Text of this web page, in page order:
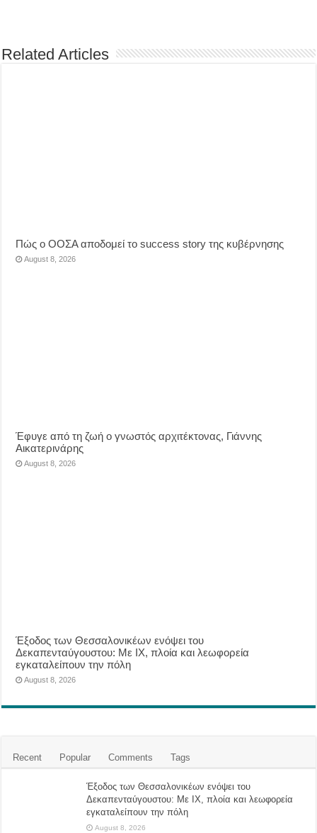
Related Articles
Πώς ο ΟΟΣΑ αποδομεί το success story της κυβέρνησης
August 8, 2026
Έφυγε από τη ζωή ο γνωστός αρχιτέκτονας, Γιάννης
Αικατερινάρης
August 8, 2026
Έξοδος των Θεσσαλονικέων ενόψει του
Δεκαπενταύγουστου: Με ΙΧ, πλοία και λεωφορεία
εγκαταλείπουν την πόλη
August 8, 2026
Recent Popular Comments Tags
Έξοδος των Θεσσαλονικέων ενόψει του
Δεκαπενταύγουστου: Με ΙΧ, πλοία και λεωφορεία
εγκαταλείπουν την πόλη
August 8, 2026